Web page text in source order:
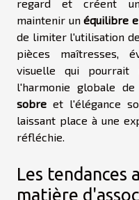
regard et créent
maintenir unéquilibre
de limiter l'utilisation
pièces maîtresses,
visuelle qui
l'harmonie globale
sobre et l'élégance
laissant place à une
réfléchie.
Les tendances
matière